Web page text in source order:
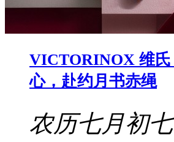
VICTORINOX 维
心，赴约月书赤绳
农历七月初